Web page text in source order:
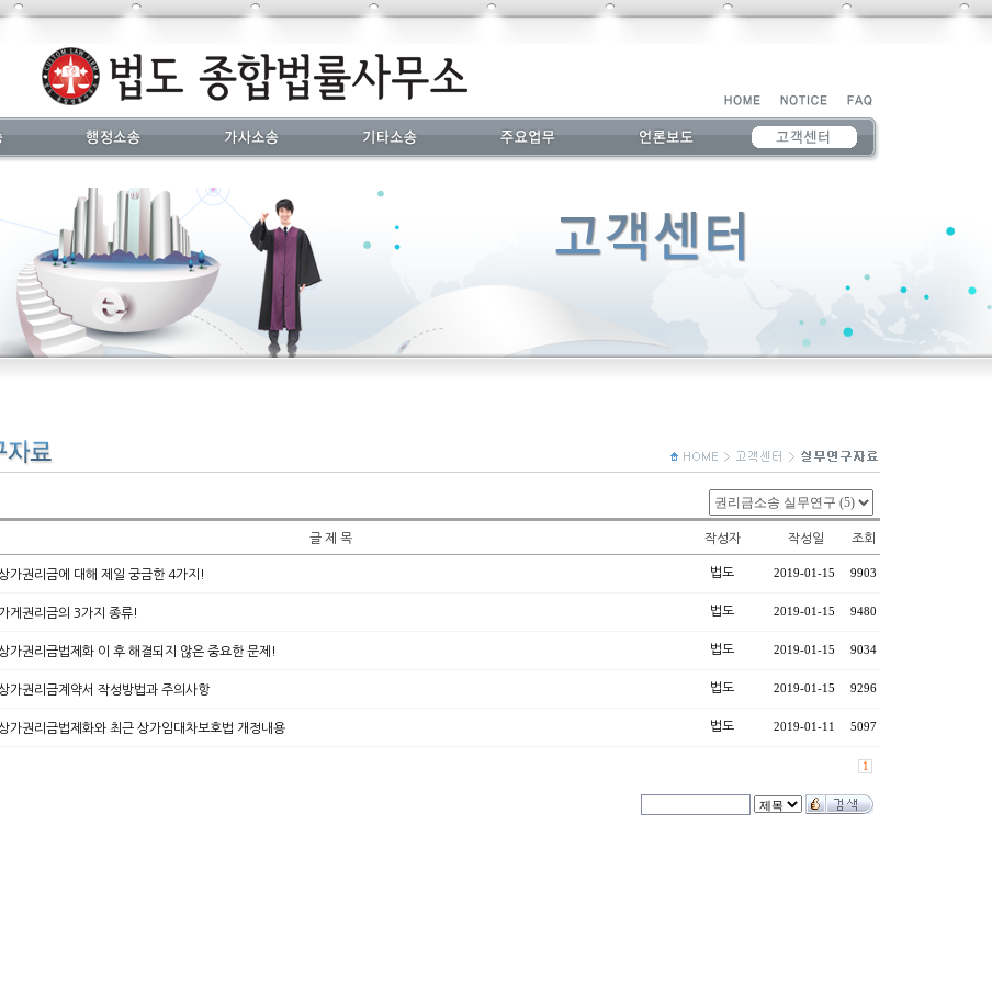
글 제 목 작성자 작성일 조회
가권리금에 대해 제일 궁금한 4가지! 법도 2019-01-15 9903
게권리금의 3가지 종류! 법도 2019-01-15 9480
가권리금법제화 이 후 해결되지 않은 중요한 문제! 법도 2019-01-15 9034
가권리금계약서 작성방법과 주의사항 법도 2019-01-15 9296
가권리금법제화와 최근 상가임대차보호법 개정내용 법도 2019-01-11 5097
1